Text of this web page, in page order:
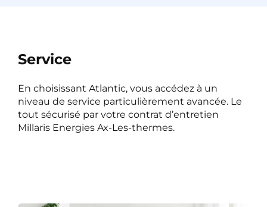
Service
En choisissant Atlantic, vous accédez à un
niveau de service particulièrement avancée. Le
tout sécurisé par votre contrat d’entretien
Millaris Energies Ax-Les-thermes.